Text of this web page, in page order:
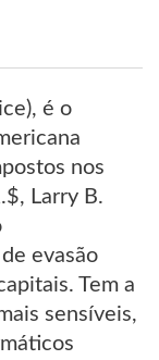
é o
nos
Larry B.
evasão
Tem a
sensíveis,